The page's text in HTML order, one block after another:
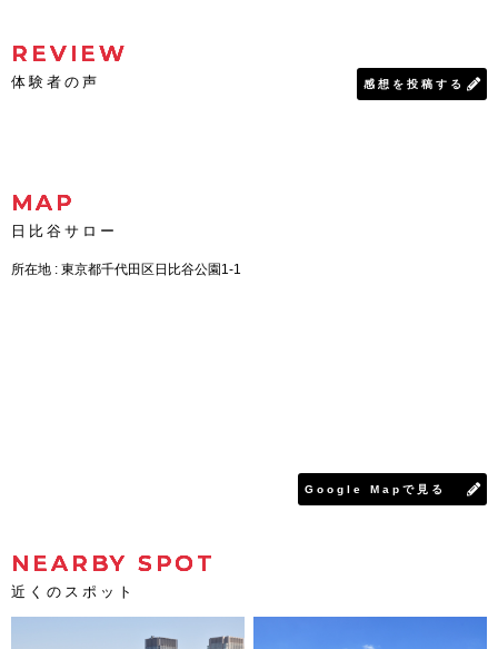
REVIEW
体験者の声 感想を投稿する
MAP
日比谷サロー
Google Mapで見る
所在地 : 東京都千代田区日比谷公園1-1
NEARBY SPOT
近くのスポット